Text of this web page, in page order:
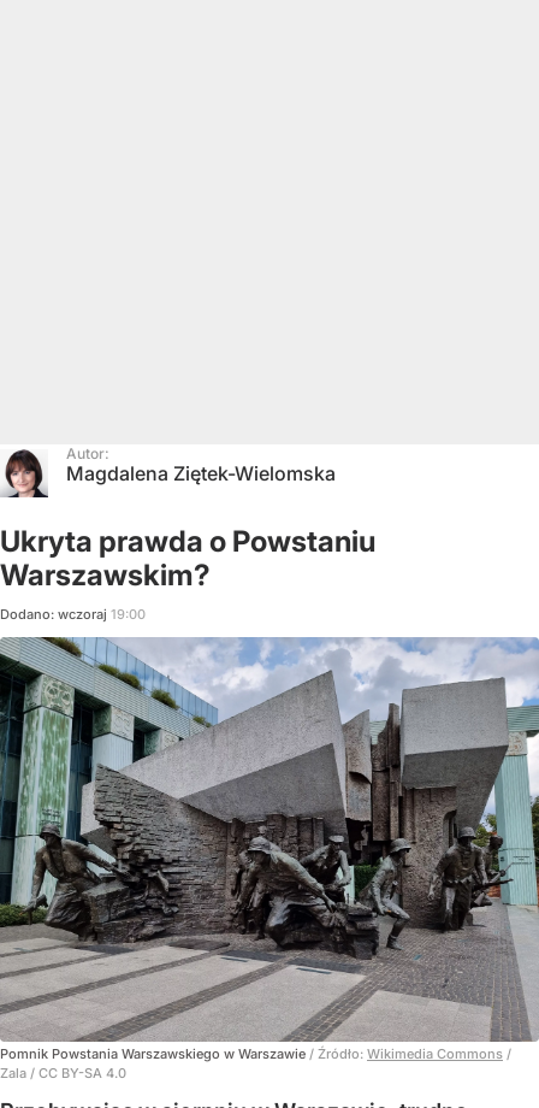
Autor:
Magdalena Ziętek-Wielomska
Ukryta prawda o Powstaniu
Warszawskim?
Dodano: wczoraj 19:00
Pomnik Powstania Warszawskiego w Warszawie / Źródło: Wikimedia Commons /
Zala / CC BY-SA 4.0